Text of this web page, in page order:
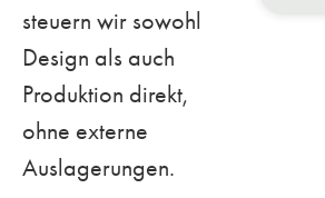
steuern wir sowohl
Design als auch
Produktion direkt,
ohne externe
Auslagerungen.